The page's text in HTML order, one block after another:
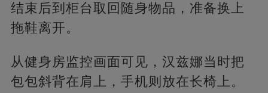
结束后到柜台取回随身物品，准备换上
拖鞋离开。
从健身房监控画面可见，汉兹娜当时把
包包斜背在肩上，手机则放在长椅上。